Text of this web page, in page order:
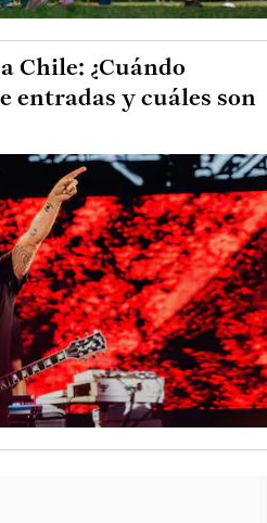
Chile: ¿Cuándo
entradas y cuáles son